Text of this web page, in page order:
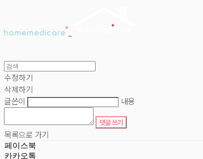
수정하기
삭제하기
글쓴이
내용
댓글 쓰기
목록으로 가기
페이스북
카카오톡